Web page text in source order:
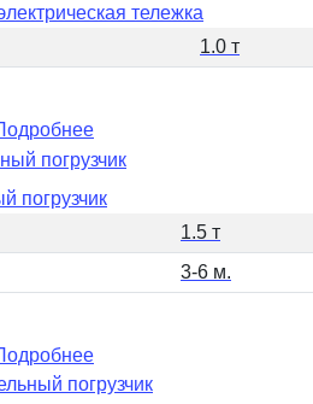
тележка
1.0 т
погрузчик
1.5 т
3-6 м.